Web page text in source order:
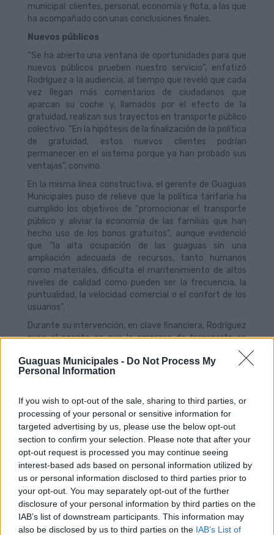
Guaguas Municipales - Do Not Process My
Personal Information
If you wish to opt-out of the sale, sharing to third parties, or
processing of your personal or sensitive information for
targeted advertising by us, please use the below opt-out
section to confirm your selection. Please note that after your
opt-out request is processed you may continue seeing
interest-based ads based on personal information utilized by
us or personal information disclosed to third parties prior to
your opt-out. You may separately opt-out of the further
disclosure of your personal information by third parties on the
IAB’s list of downstream participants. This information may
also be disclosed by us to third parties on the IAB’s List of
municipal: clientes, personal, economía y flota, a las que
ha acompañado con unas conclusiones finales.
Nuevos públicos
“Se ha abierto una ventana de oportunidades para que
nuevos públicos prueben nuestro servicio”, enfatizó
Rodríguez a la audiencia, al tiempo que reveló que cada
vez llegan más comentarios de ciudadanos que
aparcan su coche y, llamados por el efecto de la
gratuidad, realizan sus trayectos en transporte público
colectivo. “En la hipótesis de la finalización de la política
de gratuidad, estos nuevos clientes podrían
permanecer en el sistema porque ya han probado sus
ventajas”, convino.
En la misma línea constructiva, el gerente de Guaguas
Municipales puso de relieve que la política tarifaria ha
cumplido los objetivos de “promocionar el transporte
público y aliviar la economía de las familias que han
hecho uso de los bonos gratuitos”, aunque evidenció
que “la alta ocupación de las guaguas sin una
ampliación adecuada de recursos, tanto humanos
como materiales, dificulta el mantenimiento de altos
niveles de calidad como pueden ser la frecuencia, la
puntualidad, la velocidad comercial o el confort de los
usuarios”.
Durante su intervención, en clave financiera, Rodríguez
puso el acento en que la empresa de transporte se
encuentra expuesta a una “mayor dependencia” de las
subvenciones de las Administraciones Públicas, que
gestionan la política de gratuidad, en detrimento de los
títulos de viajes, que generaban “un mayor grado de
autonomía a la empresa, lo que puede generar
incertidumbre en tesorería”.
Sin despegarse del argumento económico, el director
general ha aprovechado para recordar que previo a la
política de bonificaciones y gratuidad, las tarifas
pagadas por los viajeros aportaban menos de la mitad
de los costos de funcionamiento de la red de
transporte, ya que en mayor proporción estaba
subvencionada por las Administraciones Públicas. “Este
copago permitía disponer de recursos adicionales para